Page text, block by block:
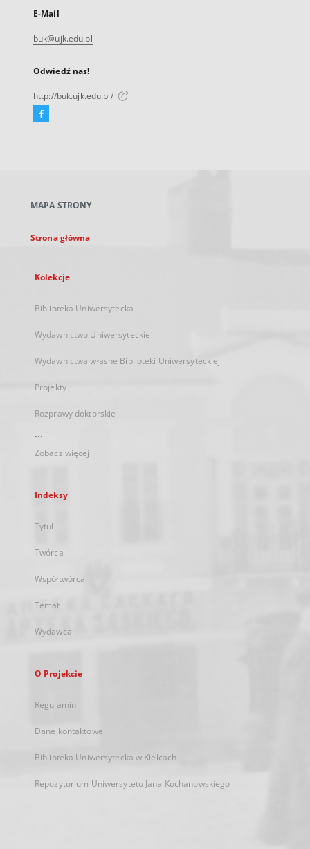
E-Mail
buk@ujk.edu.pl
Odwiedź nas!
http://buk.ujk.edu.pl/
Facebook
karcie
MAPA STRONY
Strona główna
Kolekcje
Biblioteka Uniwersytecka
Wydawnictwo Uniwersyteckie
Wydawnictwa własne Biblioteki Uniwersyteckiej
Projekty
Rozprawy doktorskie
...
Zobacz więcej
Indeksy
Tytuł
Twórca
Współtwórca
Temat
Wydawca
O Projekcie
Regulamin
Dane kontaktowe
Biblioteka Uniwersytecka w Kielcach
Repozytorium Uniwersytetu Jana Kochanowskiego